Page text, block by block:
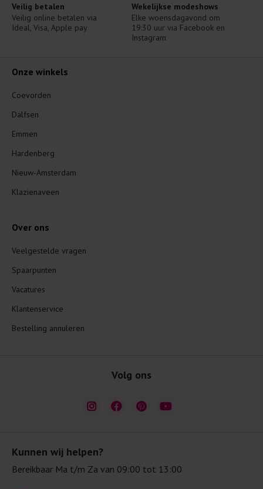
Veilig betalen
Veilig online betalen via
Ideal, Visa, Apple pay
Wekelijkse modeshows
Elke woensdagavond om
19:30 uur via Facebook en
Instagram
Kunnen wij helpen?
Bereikbaar Ma t/m Za van 09:00 tot 13:00
Onze winkels
Coevorden
Dalfsen
Emmen
Hardenberg
Nieuw-Amsterdam
Klazienaveen
Over ons
Veelgestelde vragen
Spaarpunten
Vacatures
Klantenservice
Bestelling annuleren
Volg ons